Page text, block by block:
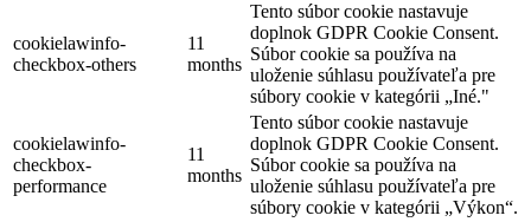
cookielawinfo-
checkbox-others
11
months
Tento súbor cookie nastavuje
doplnok GDPR Cookie Consent.
Súbor cookie sa používa na
uloženie súhlasu používateľa pre
súbory cookie v kategórii „Iné."
cookielawinfo-
checkbox-
performance
11
months
Tento súbor cookie nastavuje
doplnok GDPR Cookie Consent.
Súbor cookie sa používa na
uloženie súhlasu používateľa pre
súbory cookie v kategórii „Výkon“.